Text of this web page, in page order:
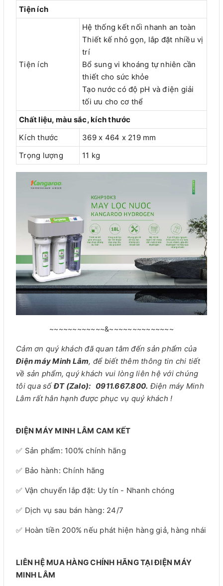
Tiện ích
Tiện ích
Hệ thống kết nối nhanh an toàn
Thiết kế nhỏ gọn, lắp đặt nhiều vị
trí
Bổ sung vi khoáng tự nhiên cần
thiết cho sức khỏe
Tạo nước có độ pH và điện giải
tối ưu cho cơ thể
Chất liệu, màu sắc, kích thước
Kích thước
369 x 464 x 219 mm
Trọng lượng
11 kg
~~~~~~~~~~~~&~~~~~~~~~~~~~~
Cảm ơn quý khách đã quan tâm đến sản phẩm của
Điện máy Minh Lâm, để biết thêm thông tin chi tiết
về sản phẩm, quý khách vui lòng liên hệ với chúng
tôi qua sốĐT (Zalo): 0911.667.800. Điện máy Minh
Lâm rất hân hạnh được phục vụ quý khách !
ĐIỆN MÁY MINH LÂM CAM KẾT
✅ Sản phẩm: 100% chính hãng
✅ Bảo hành: Chính hãng
✅ Vận chuyển lắp đặt: Uy tín - Nhanh chóng
✅ Dịch vụ sau bán hàng: 24/7
✅ Hoàn tiền 200% nếu phát hiện hàng giả, hàng nhái
LIÊN HỆ MUA HÀNG CHÍNH HÃNG TẠI ĐIỆN MÁY
MINH LÂM